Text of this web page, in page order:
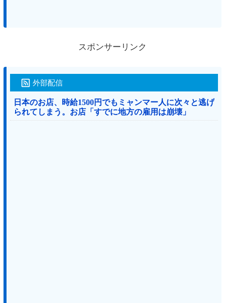
スポンサーリンク
外部配信
日本のお店、時給1500円でもミャンマー人に次々と逃げ
られてしまう。お店「すでに地方の雇用は崩壊」